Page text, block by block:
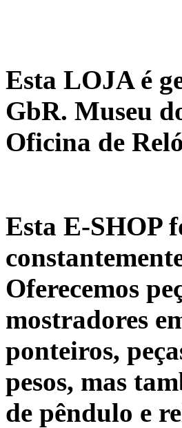
Esta LOJA é
GbR. Museu
Oficina de
Esta E-SHOP
Oferecemos
mostradores
ponteiros,
pesos, mas
de pêndulo e